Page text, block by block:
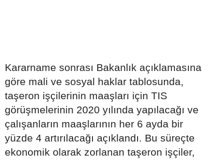
Kararname sonrası Bakanlık açıklamasına
göre mali ve sosyal haklar tablosunda,
taşeron işçilerinin maaşları için TIS
görüşmelerinin 2020 yılında yapılacağı ve
çalışanların maaşlarının her 6 ayda bir
yüzde 4 artırılacağı açıklandı. Bu süreçte
ekonomik olarak zorlanan taşeron işçiler,